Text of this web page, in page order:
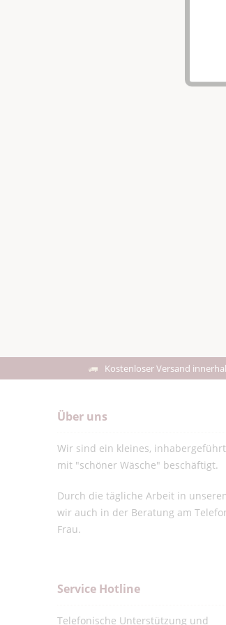
Kostenloser Versand
Über uns
Wir sind ein kleines,
mit "schöner Wäsche" beschäftigt.
Durch die tägliche Arbeit in
wir auch in der Beratung am
Frau.
Service Hotline
Telefonische Unterstützung und